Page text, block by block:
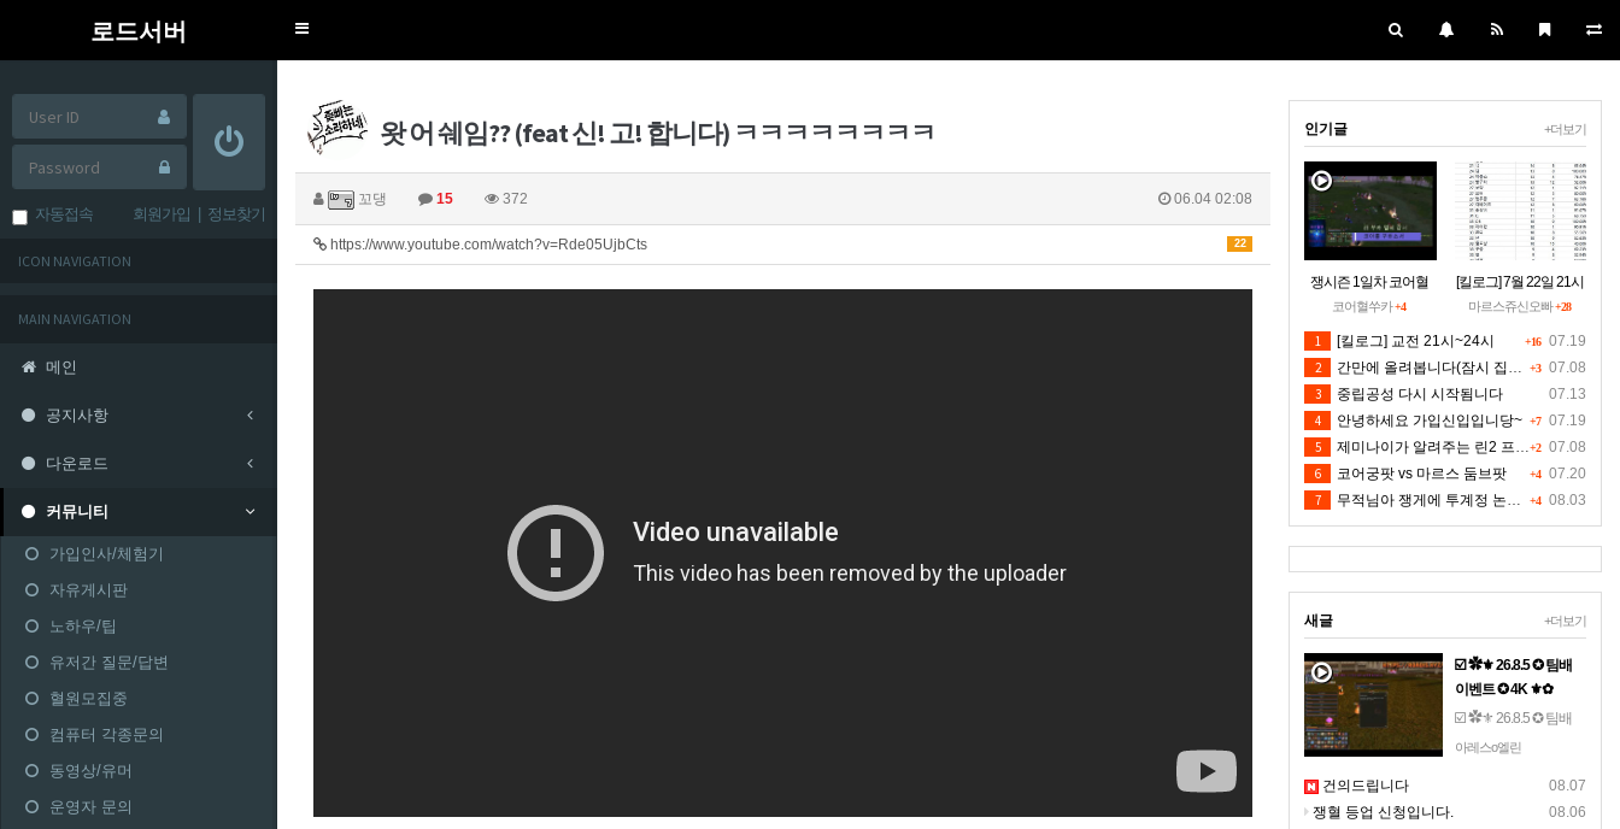
로드서버
Toggle
자동접속 회원가입 정보찾기
ICON NAVIGATION
MAIN NAVIGATION
메인
공지사항
다운로드
커뮤니티
가입인사/체험기
자유게시판
노하우/팁
유저간 질문/답변
혈원모집중
컴퓨터 각종문의
동영상/유머
운영자 문의
왓 어 쉐임?? (feat 신! 고! 합니다) ㅋㅋㅋㅋㅋㅋㅋㅋ
꼬댕 15 372 06.04 02:08
22
https://www.youtube.com/watch?v=Rde05UjbCts
+더보기
인기글
쟁시즌 1일차 코어혈
을 구하소서
코어혈쑤카+4
[킬로그] 7월 22일 21시
~24시30분 [수정본]
마르스쥬신오빠+28
+16 07.19
1 [킬로그] 교전 21시~24시
+3 07.08
2
간만에 올려봅니다(잠시 집에들러)
07.13
3 중립공성 다시 시작됨니다
+7 07.19
4 안녕하세요 가입신입입니당~
+2 07.08
5 제미나이가 알려주는 린2 프리서버 렉 클라팅김 대처법입니다 저도 신뢰는 안하지만 한번 해보시길 유저분들의 마음입니다 ^^
+4 07.20
6 코어궁팟 vs 마르스 둠브팟
+4 08.03
7 무적님아 쟁게에 투계정 논란좀 만들지 마세요
+더보기
새글
☑️ ✿⚜ 26.8.5 ✪ 팀배
이벤트 ✪ 4K ⚜✿
☑️ ✿⚜ 26.8.5 ✪ 팀배
이벤트 ✪ 4K ⚜✿☞ 톱
(고화질) 선명하게 영
아레스o엘린
08.07
건의드립니다
08.06
쟁혈 등업 신청입니다.